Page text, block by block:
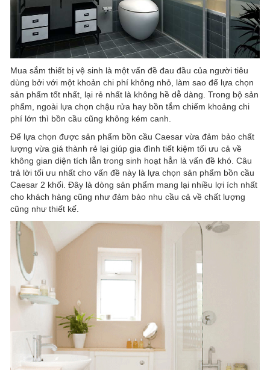
Mua sắm thiết bị vệ sinh là một vấn đề đau đầu của người tiêu
dùng bởi với một khoản chi phí không nhỏ, làm sao để lựa chọn
sản phẩm tốt nhất, lại rẻ nhất là không hề dễ dàng. Trong bộ sản
phẩm, ngoài lựa chọn chậu rửa hay bồn tắm chiếm khoảng chi
phí lớn thì bồn cầu cũng không kém canh.
Để lựa chọn được sản phẩm bồn cầu Caesar vừa đảm bảo chất
lượng vừa giá thành rẻ lại giúp gia đình tiết kiệm tối ưu cả về
không gian diện tích lẫn trong sinh hoạt hẳn là vấn đề khó. Câu
trả lời tối ưu nhất cho vấn đề này là lựa chọn sản phẩm bồn cầu
Caesar 2 khối. Đây là dòng sản phẩm mang lại nhiều lợi ích nhất
cho khách hàng cũng như đảm bảo nhu cầu cả về chất lượng
cũng như thiết kế.